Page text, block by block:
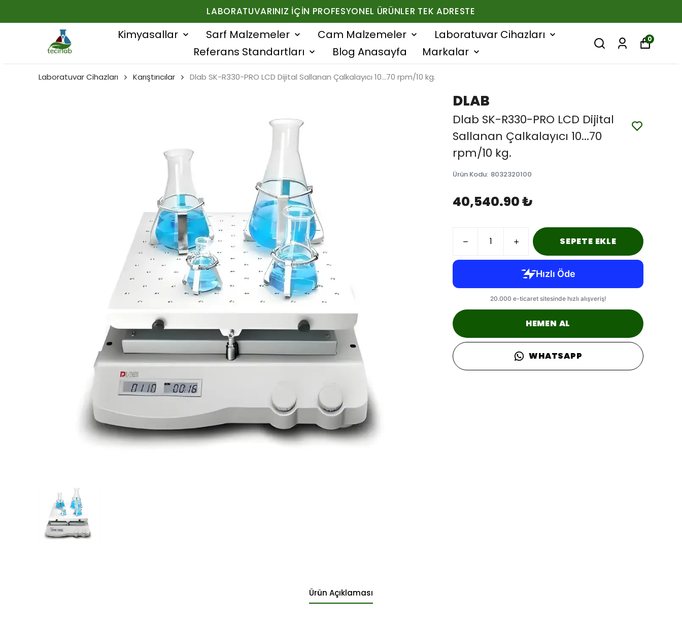
LABORATUVARINIZ İÇIN PROFESYONEL ÜRÜNLER TEK ADRESTE
Kimyasallar Sarf Malzemeler Cam Malzemeler
Laboratuvar Cihazları
Referans Standartları
Blog Anasayfa Markalar
0
Laboratuvar Cihazları Karıştırıcılar Dlab SK-R330-PRO LCD Dijital Sallanan Çalkalayıcı 10...70 rpm/10 kg.
DLAB
Dlab SK-R330-PRO LCD Dijital
Sallanan Çalkalayıcı 10...70
rpm/10 kg.
Ürün Kodu: 8032320100
40,540.90 ₺
SEPETE EKLE
HEMEN AL
WHATSAPP
Ürün Açıklaması